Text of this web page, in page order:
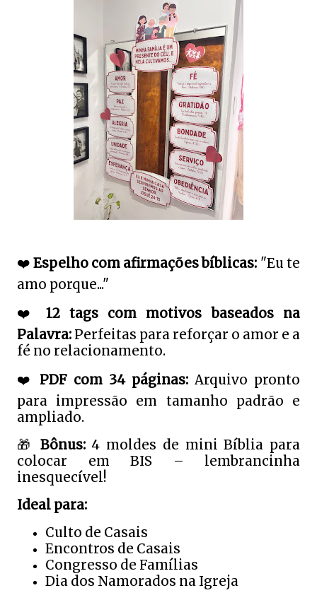
❤️ Espelho com afirmações bíblicas: "Eu te
amo porque..."
❤️
12 tags com motivos baseados na
Palavra: Perfeitas para reforçar o amor e a
fé no relacionamento.
❤️
PDF com 34 páginas: Arquivo pronto
para impressão em tamanho padrão e
ampliado.
🎁
Bônus:4 moldes de mini Bíblia para
colocar em BIS – lembrancinha
inesquecível!
Ideal para:
Culto de Casais
Encontros de Casais
Congresso de Famílias
Dia dos Namorados na Igreja